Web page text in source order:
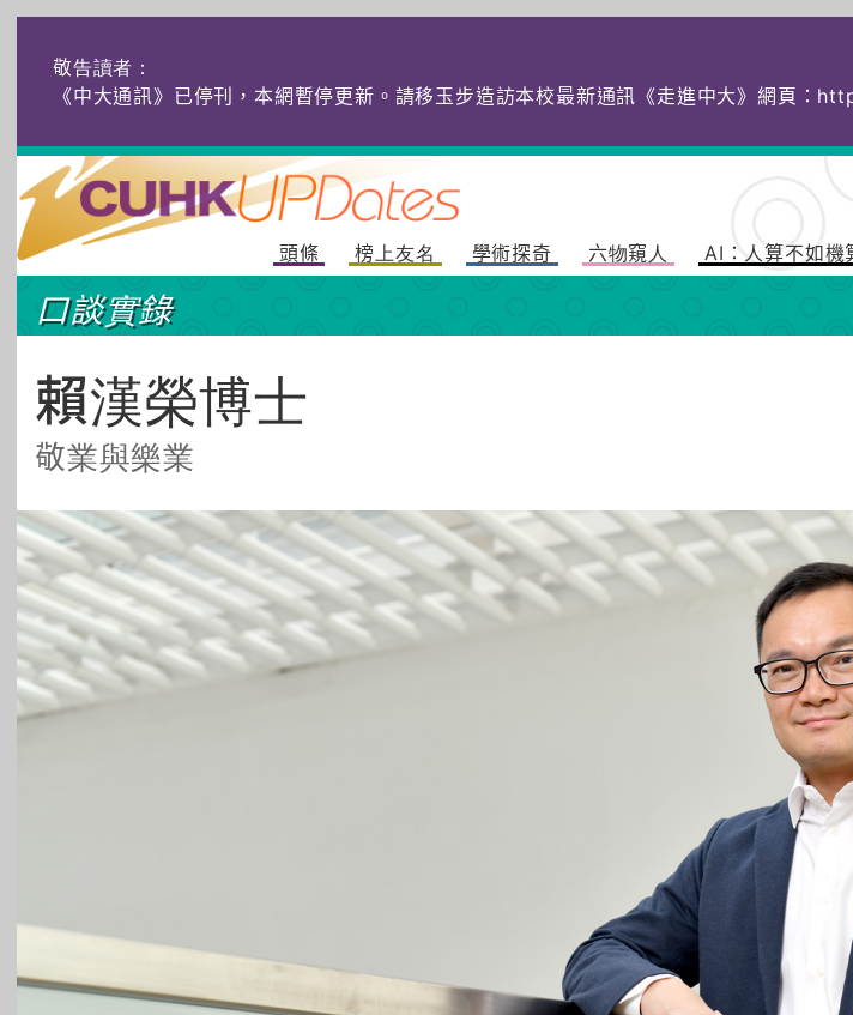
敬告讀者：
《中大通訊》已停刊，本網暫停更新。請移玉步造訪本校最新通訊《走進中大》網頁：
頭條 榜上友名 學術探奇 六物窺人 AI：人算不如機
口談實錄
賴漢榮博士
敬業與樂業